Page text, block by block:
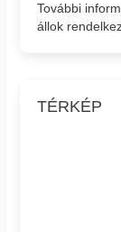
További
állok
TÉRKÉP